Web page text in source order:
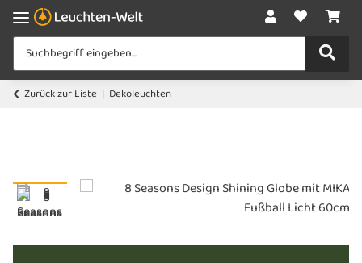
Zurück zur Liste Dekoleuchten